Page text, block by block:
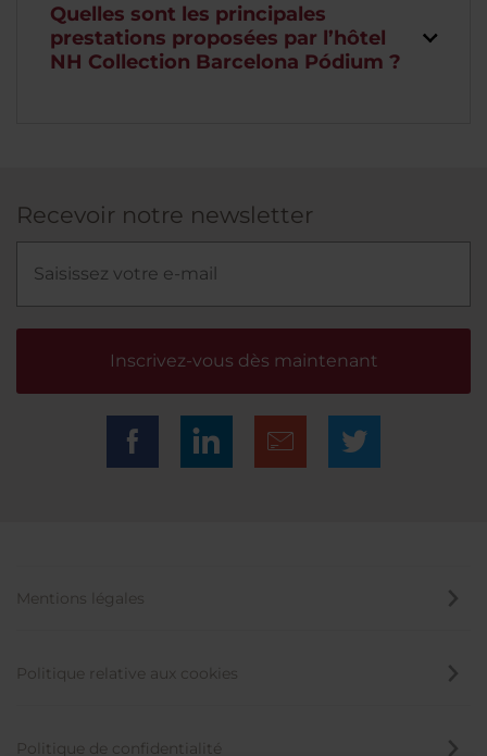
Quelles sont les principales
prestations proposées par l’hôtel
NH Collection Barcelona Pódium ?
Recevoir notre newsletter
Inscrivez-vous dès maintenant
Mentions légales
Politique relative aux cookies
Politique de confidentialité